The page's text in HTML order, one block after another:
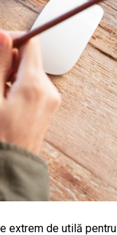
extrem de utilă pentru